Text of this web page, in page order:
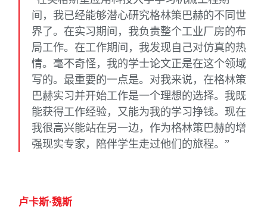
间，我已经能够潜心研究格林策巴赫的不同世
界了。在实习期间，我负责整个工业厂房的布
局工作。在工作期间，我发现自己对仿真的热
情。毫不奇怪，我的学士论文正是在这个领域
写的。最重要的一点是。对我来说，在格林策
巴赫实习并开始工作是一个理想的选择。我既
能获得工作经验，又能为我的学习挣钱。现在
我很高兴能站在另一边，作为格林策巴赫的增
强现实专家，陪伴学生走过他们的旅程。”
卢卡斯·魏斯